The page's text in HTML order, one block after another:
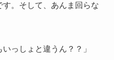
。そして、あんま回らな
っしょと違うん？？」